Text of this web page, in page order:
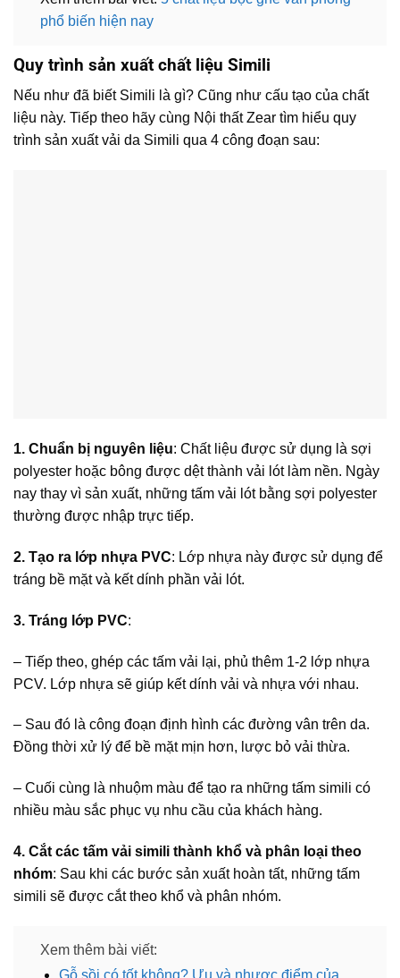
phổ biến hiện nay
Quy trình sản xuất chất liệu Simili
Nếu như đã biết Simili là gì? Cũng như cấu tạo của chất
liệu này. Tiếp theo hãy cùng Nội thất Zear tìm hiểu quy
trình sản xuất vải da Simili qua 4 công đoạn sau:
1. Chuẩn bị nguyên liệu: Chất liệu được sử dụng là sợi
polyester hoặc bông được dệt thành vải lót làm nền. Ngày
nay thay vì sản xuất, những tấm vải lót bằng sợi polyester
thường được nhập trực tiếp.
2. Tạo ra lớp nhựa PVC: Lớp nhựa này được sử dụng để
tráng bề mặt và kết dính phần vải lót.
3. Tráng lớp PVC:
– Tiếp theo, ghép các tấm vải lại, phủ thêm 1-2 lớp nhựa
PCV. Lớp nhựa sẽ giúp kết dính vải và nhựa với nhau.
– Sau đó là công đoạn định hình các đường vân trên da.
Đồng thời xử lý để bề mặt mịn hơn, lược bỏ vải thừa.
– Cuối cùng là nhuộm màu để tạo ra những tấm simili có
nhiều màu sắc phục vụ nhu cầu của khách hàng.
4. Cắt các tấm vải simili thành khổ và phân loại theo
nhóm: Sau khi các bước sản xuất hoàn tất, những tấm
simili sẽ được cắt theo khổ và phân nhóm.
Xem thêm bài viết:
Gỗ sồi có tốt không? Ưu và nhược điểm của